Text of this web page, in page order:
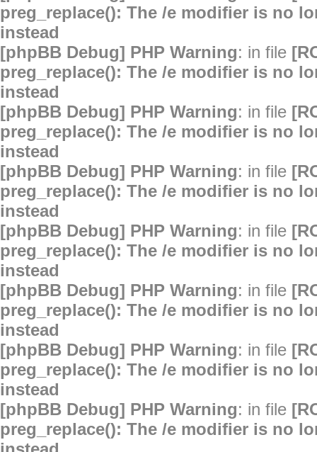
preg_replace(): The /e modifier is no
instead
[phpBB Debug] PHP Warning: in file
preg_replace(): The /e modifier is no
instead
[phpBB Debug] PHP Warning: in file
preg_replace(): The /e modifier is no
instead
[phpBB Debug] PHP Warning: in file
preg_replace(): The /e modifier is no
instead
[phpBB Debug] PHP Warning: in file
preg_replace(): The /e modifier is no
instead
[phpBB Debug] PHP Warning: in file
preg_replace(): The /e modifier is no
instead
[phpBB Debug] PHP Warning: in file
preg_replace(): The /e modifier is no
instead
[phpBB Debug] PHP Warning: in file
preg_replace(): The /e modifier is no